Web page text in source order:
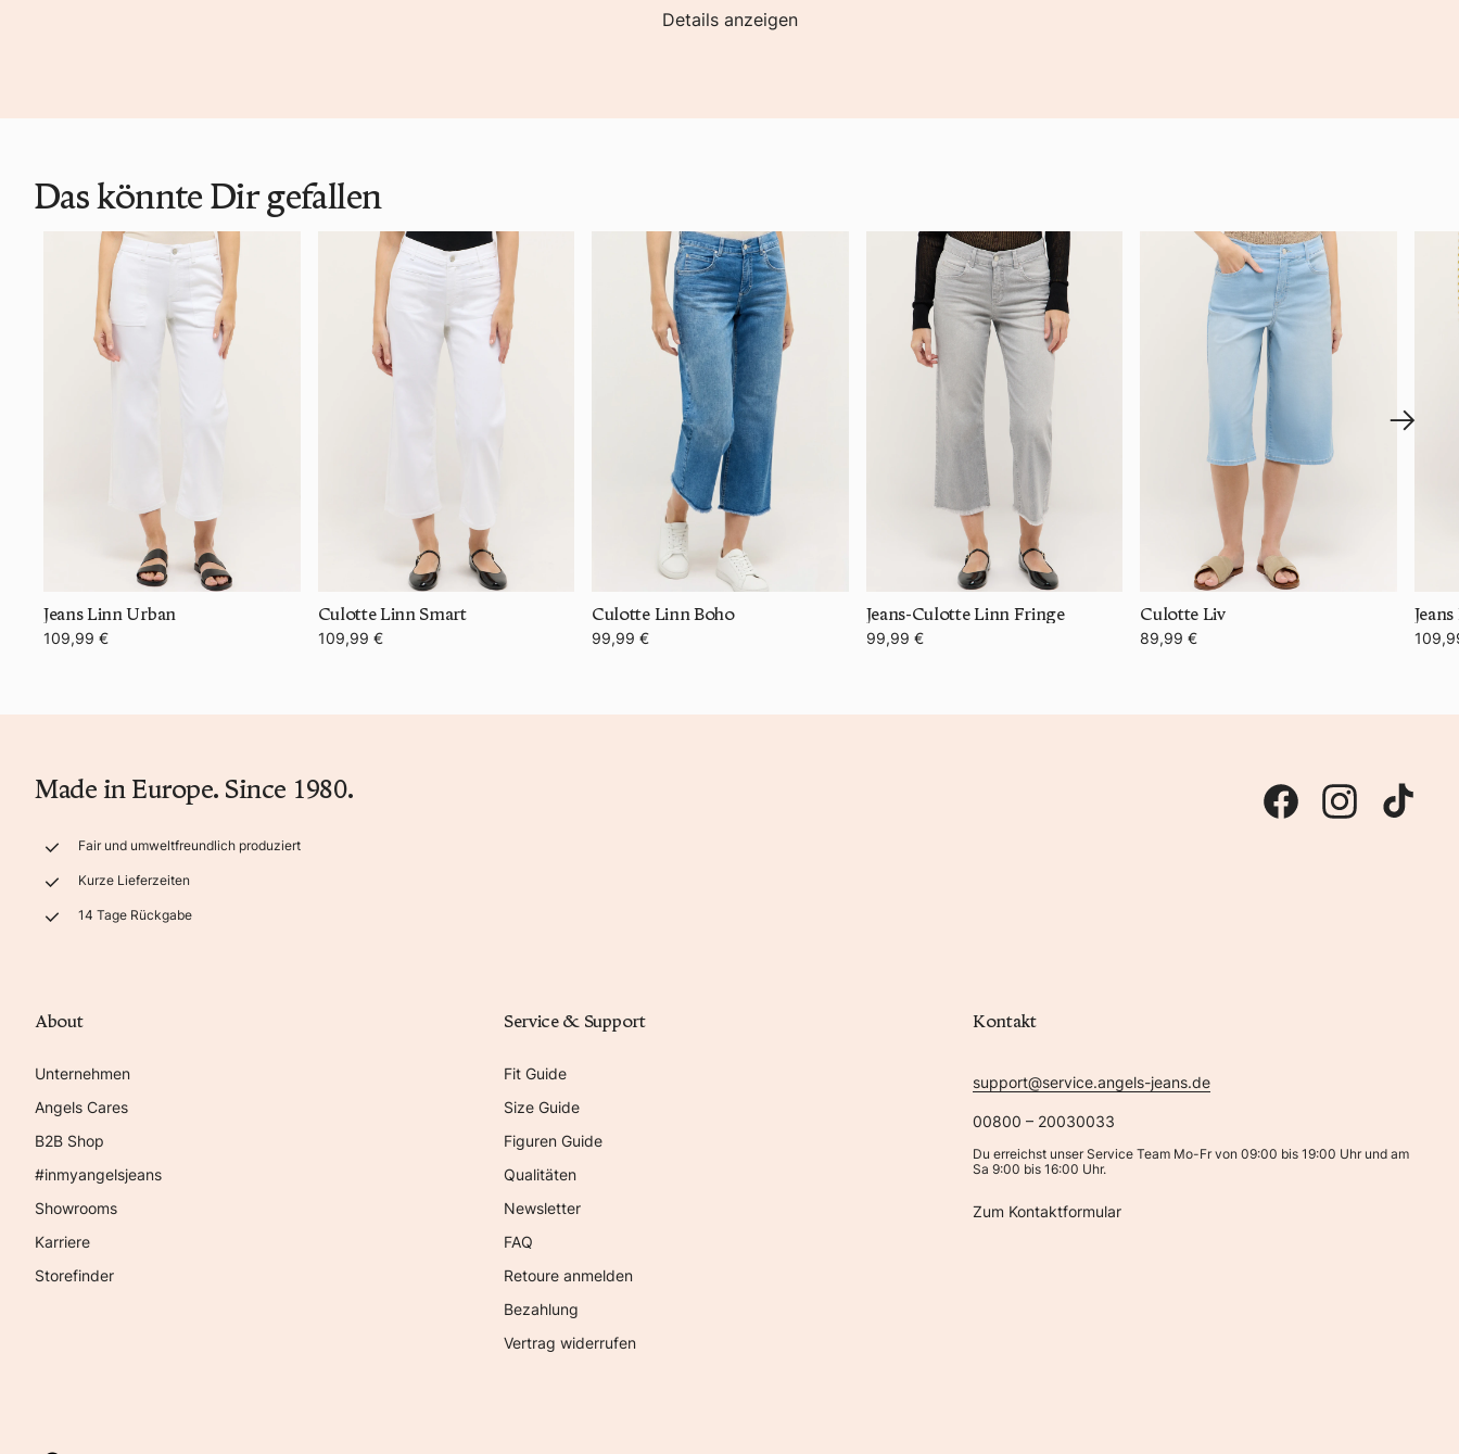
Details anzeigen
Das könnte Dir gefallen
Jeans Linn Urban
109,99 €
Culotte Linn Smart
109,99 €
Culotte Linn Boho
99,99 €
Jeans-Culotte Linn Fringe
99,99 €
Culotte Liv
89,99 €
Made in Europe. Since 1980.
Fair und umweltfreundlich produziert
Kurze Lieferzeiten
14 Tage Rückgabe
About
Unternehmen
Angels Cares
B2B Shop
#inmyangelsjeans
Showrooms
Karriere
Storefinder
Service & Support
Fit Guide
Size Guide
Figuren Guide
Qualitäten
Newsletter
FAQ
Retoure anmelden
Bezahlung
Vertrag widerrufen
Kontakt
support@service.angels-jeans.de
00800 – 20030033
Du erreichst unser Service Team Mo-Fr von 09:00 bis 19:00 Uhr und am
Sa 9:00 bis 16:00 Uhr.
Zum Kontaktformular